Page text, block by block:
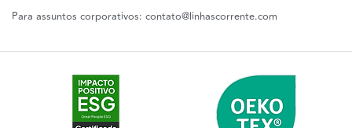
Para assuntos corporativos: contato@linhascorrente.com